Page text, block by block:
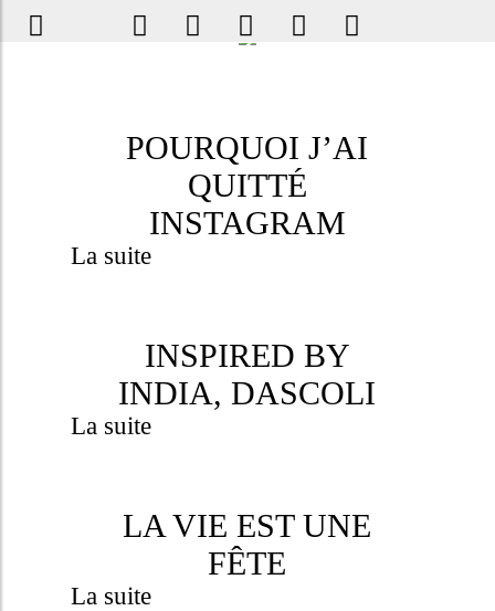
POURQUOI J’AI
QUITTÉ
INSTAGRAM
La suite
INSPIRED BY
INDIA, DASCOLI
La suite
LA VIE EST UNE
FÊTE
La suite